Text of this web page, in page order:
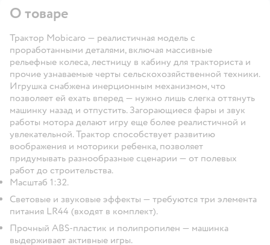
О товаре
Трактор Mobicaro — реалистичная модель с
проработанными деталями, включая массивные
рельефные колеса, лестницу в кабину для тракториста и
прочие узнаваемые черты сельскохозяйственной техники.
Игрушка снабжена инерционным механизмом, что
позволяет ей ехать вперед — нужно лишь слегка оттянуть
машинку назад и отпустить. Загорающиеся фары и звук
работы мотора делают игру еще более реалистичной и
увлекательной. Трактор способствует развитию
воображения и моторики ребенка, позволяет
придумывать разнообразные сценарии — от полевых
работ до строительства.
Масштаб 1:32.
Световые и звуковые эффекты — требуются три элемента
питания LR44 (входят в комплект).
Прочный ABS-пластик и полипропилен — машинка
выдерживает активные игры.